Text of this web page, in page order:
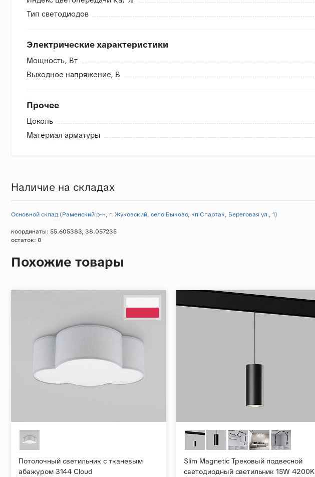
Тип светодиодов
Электрические характеристики
Мощность, Вт
Выходное напряжение, В
Прочее
Цоколь
Материал арматуры
Наличие на складах
Основной склад (Раменский р-н, г. Жуковский, село Быково, кп Спартак, Береговая ул., 1)
координаты: 55.605383, 38.057235
остаток: 0
Похожие товары
Потолочный светильник с тканевым
абажуром 3144 Cloud
Slim Magnetic Трековый подвесной
светодиодный светильник 15W 4200K